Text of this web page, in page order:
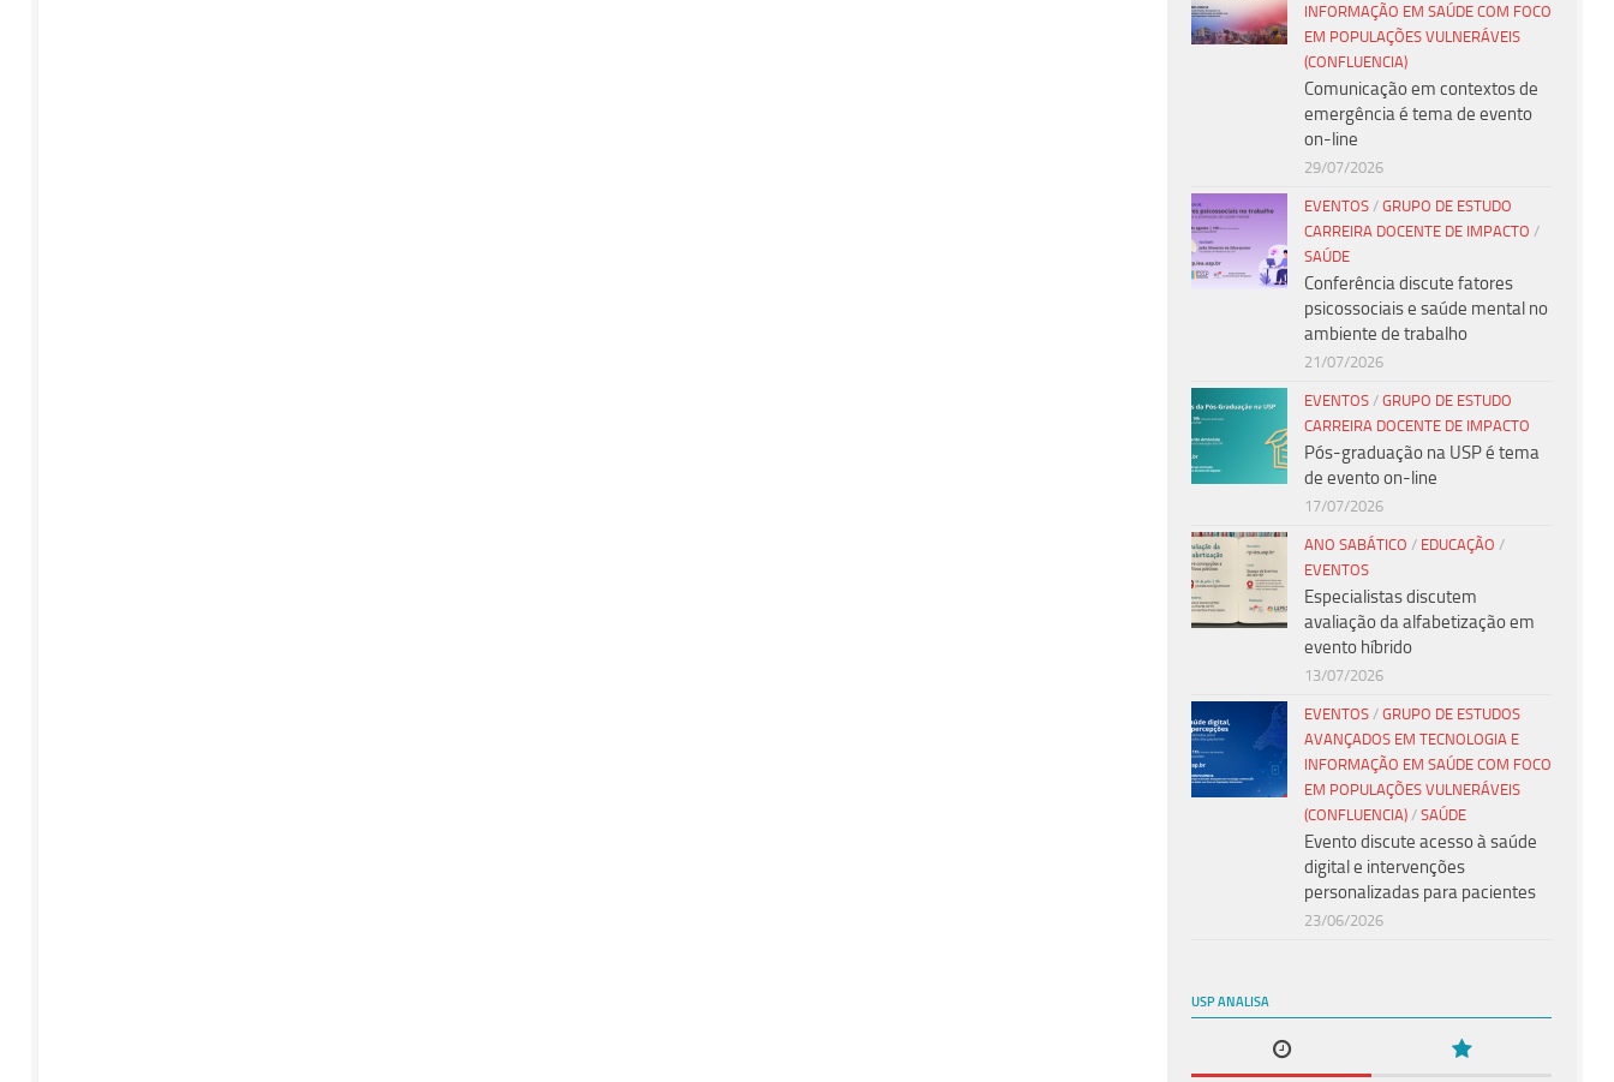
INFORMAÇÃO EM SAÚDE COM FOCO
EM POPULAÇÕES VULNERÁVEIS
(CONFLUENCIA)
Comunicação em contextos de
emergência é tema de evento
on-line
29/07/2026
EVENTOS / GRUPO DE ESTUDO
CARREIRA DOCENTE DE IMPACTO /
SAÚDE
Conferência discute fatores
psicossociais e saúde mental no
ambiente de trabalho
21/07/2026
EVENTOS / GRUPO DE ESTUDO
CARREIRA DOCENTE DE IMPACTO
Pós-graduação na USP é tema
de evento on-line
17/07/2026
ANO SABÁTICO / EDUCAÇÃO /
EVENTOS
Especialistas discutem
avaliação da alfabetização em
evento híbrido
13/07/2026
EVENTOS / GRUPO DE ESTUDOS
AVANÇADOS EM TECNOLOGIA E
INFORMAÇÃO EM SAÚDE COM FOCO
EM POPULAÇÕES VULNERÁVEIS
(CONFLUENCIA) / SAÚDE
Evento discute acesso à saúde
digital e intervenções
personalizadas para pacientes
23/06/2026
USP ANALISA